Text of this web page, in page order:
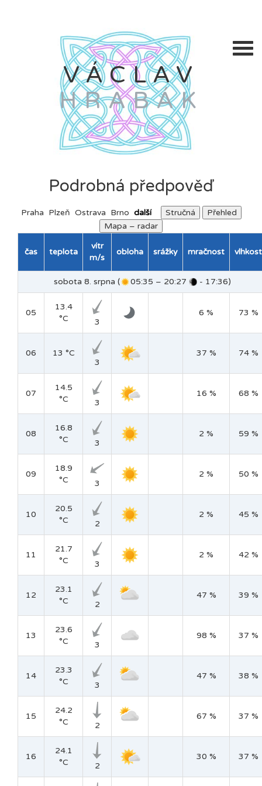
VÁCLAV
HRABÁK
Podrobná předpověď
Praha Plzeň Ostrava Brno další Stručná
Přehled
Mapa – radar
čas teplota
vítr
m/s
obloha srážky mračnost vlhkost
sobota 8. srpna ( 05:35 – 20:27 - 17:36)
05
13.4
°C
3
6 % 73 %
06
13 °C
3
37 % 74 %
07
14.5
°C
3
16 % 68 %
08
16.8
°C
3
2 % 59 %
09
18.9
°C
3
2 % 50 %
10
20.5
°C
2
2 % 45 %
11
21.7
°C
3
2 % 42 %
12
23.1
°C
2
47 % 39 %
13
23.6
°C
3
98 % 37 %
14
23.3
°C
3
47 % 38 %
15
24.2
°C
2
67 % 37 %
16
24.1
°C
2
30 % 37 %